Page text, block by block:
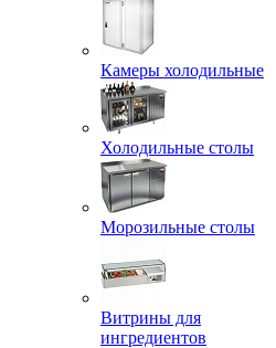
Камеры холодильные
Холодильные столы
Морозильные столы
Витрины для
ингредиентов